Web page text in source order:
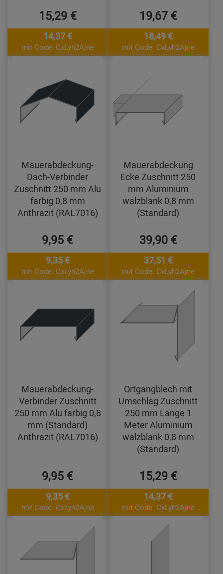
15,29 €
14,37 €
mit Code: CxLyh2Ajne
19,67 €
18,49 €
mit Code: CxLyh2Ajne
Mauerabdeckung-
Dach-Verbinder
Zuschnitt 250 mm Alu
farbig 0,8 mm
Anthrazit (RAL7016)
9,95 €
9,35 €
mit Code: CxLyh2Ajne
Mauerabdeckung
Ecke Zuschnitt 250
mm Aluminium
walzblank 0,8 mm
(Standard)
39,90 €
37,51 €
mit Code: CxLyh2Ajne
Mauerabdeckung-
Verbinder Zuschnitt
250 mm Alu farbig 0,8
mm (Standard)
Anthrazit (RAL7016)
9,95 €
9,35 €
mit Code: CxLyh2Ajne
Ortgangblech mit
Umschlag Zuschnitt
250 mm Länge 1
Meter Aluminium
walzblank 0,8 mm
(Standard)
15,29 €
14,37 €
mit Code: CxLyh2Ajne